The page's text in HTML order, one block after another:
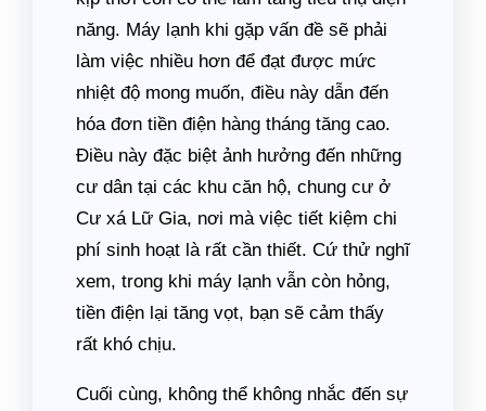
năng. Máy lạnh khi gặp vấn đề sẽ phải
làm việc nhiều hơn để đạt được mức
nhiệt độ mong muốn, điều này dẫn đến
hóa đơn tiền điện hàng tháng tăng cao.
Điều này đặc biệt ảnh hưởng đến những
cư dân tại các khu căn hộ, chung cư ở
Cư xá Lữ Gia, nơi mà việc tiết kiệm chi
phí sinh hoạt là rất cần thiết. Cứ thử nghĩ
xem, trong khi máy lạnh vẫn còn hỏng,
tiền điện lại tăng vọt, bạn sẽ cảm thấy
rất khó chịu.
Cuối cùng, không thể không nhắc đến sự